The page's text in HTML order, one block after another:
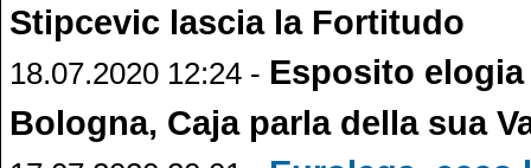
Stipcevic lascia la Fortitudo
18.07.2020 12:24 - Esposito
Bologna, Caja parla della sua